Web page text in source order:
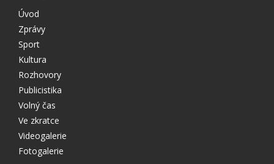
Úvod
Zprávy
Sport
Kultura
Rozhovory
Publicistika
Volný čas
Ve zkratce
Videogalerie
Fotogalerie